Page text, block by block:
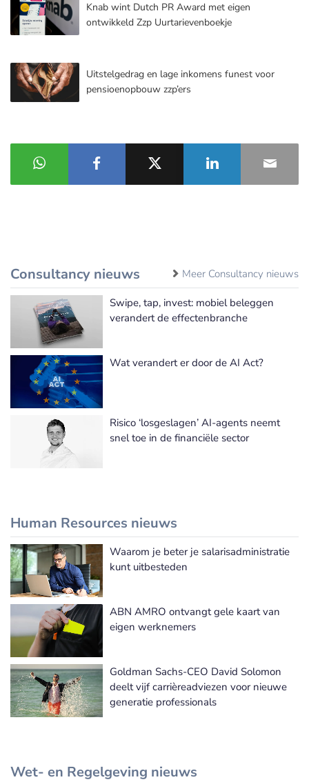
Knab wint Dutch PR Award met eigen
ontwikkeld Zzp Uurtarievenboekje
Uitstelgedrag en lage inkomens funest voor
pensioenopbouw zzp’ers
Consultancy nieuws Meer Consultancy nieuws
Swipe, tap, invest: mobiel beleggen
verandert de effectenbranche
Wat verandert er door de AI Act?
Risico ‘losgeslagen’ AI-agents neemt
snel toe in de financiële sector
Human Resources nieuws
Meer Human Resources nieuws
Waarom je beter je salarisadministratie
kunt uitbesteden
ABN AMRO ontvangt gele kaart van
eigen werknemers
Goldman Sachs-CEO David Solomon
deelt vijf carrièreadviezen voor nieuwe
generatie professionals
Wet- en Regelgeving nieuws